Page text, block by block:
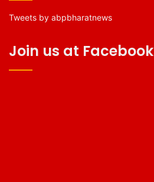
Tweets by abpbharatnews
Join us at Facebook